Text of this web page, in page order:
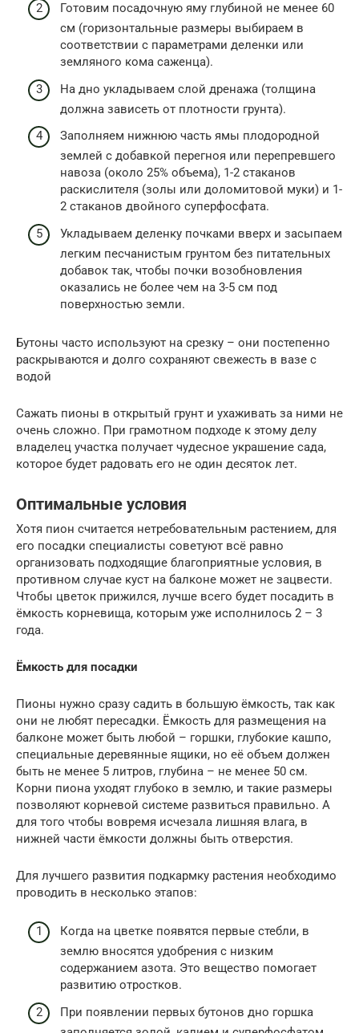
Готовим посадочную яму глубиной не менее 60
см (горизонтальные размеры выбираем в
соответствии с параметрами деленки или
земляного кома саженца).
На дно укладываем слой дренажа (толщина
должна зависеть от плотности грунта).
Заполняем нижнюю часть ямы плодородной
землей с добавкой перегноя или перепревшего
навоза (около 25% объема), 1-2 стаканов
раскислителя (золы или доломитовой муки) и 1-
2 стаканов двойного суперфосфата.
Укладываем деленку почками вверх и засыпаем
легким песчанистым грунтом без питательных
добавок так, чтобы почки возобновления
оказались не более чем на 3-5 см под
поверхностью земли.
Бутоны часто используют на срезку – они постепенно
раскрываются и долго сохраняют свежесть в вазе с
водой
Сажать пионы в открытый грунт и ухаживать за ними не
очень сложно. При грамотном подходе к этому делу
владелец участка получает чудесное украшение сада,
которое будет радовать его не один десяток лет.
Оптимальные условия
Хотя пион считается нетребовательным растением, для
его посадки специалисты советуют всё равно
организовать подходящие благоприятные условия, в
противном случае куст на балконе может не зацвести.
Чтобы цветок прижился, лучше всего будет посадить в
ёмкость корневища, которым уже исполнилось 2 – 3
года.
Ёмкость для посадки
Пионы нужно сразу садить в большую ёмкость, так как
они не любят пересадки. Ёмкость для размещения на
балконе может быть любой – горшки, глубокие кашпо,
специальные деревянные ящики, но её объем должен
быть не менее 5 литров, глубина – не менее 50 см.
Корни пиона уходят глубоко в землю, и такие размеры
позволяют корневой системе развиться правильно. А
для того чтобы вовремя исчезала лишняя влага, в
нижней части ёмкости должны быть отверстия.
Для лучшего развития подкармку растения необходимо
проводить в несколько этапов:
Когда на цветке появятся первые стебли, в
землю вносятся удобрения с низким
содержанием азота. Это вещество помогает
развитию отростков.
При появлении первых бутонов дно горшка